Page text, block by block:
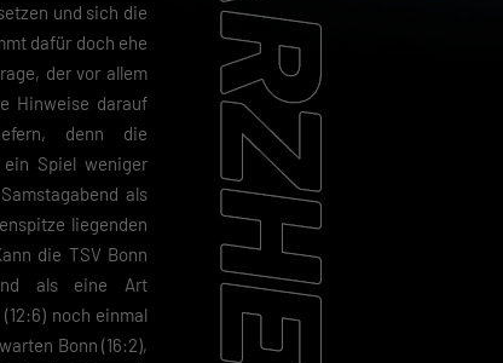
und sich die
dafür doch ehe
der vor allem
Hinweise darauf
denn die
ein Spiel weniger
als
liegenden
die TSV Bonn
als eine Art
noch einmal
Bonn (16:2),